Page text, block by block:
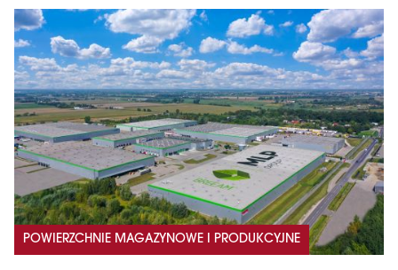
POWIERZCHNIE MAGAZYNOWE I PRODUKCYJNE